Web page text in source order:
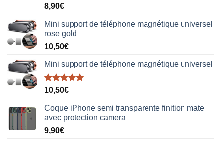
Note5.00
8,90€
Mini support de téléphone magnétique universel
rose gold
10,50€
Mini support de téléphone magnétique universel
Note5.00
10,50€
Coque iPhone semi transparente finition mate
avec protection camera
9,90€